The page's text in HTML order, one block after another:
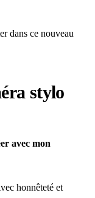
dans ce nouveau
stylo
avec mon
honnêteté et